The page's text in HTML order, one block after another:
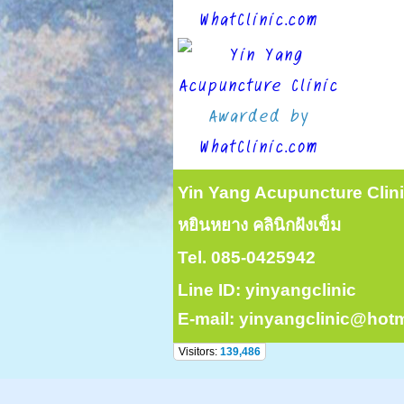
WhatClinic.com
Awarded by
WhatClinic.com
Yin Yang Acupuncture
หยินหยาง คลินิกฝังเข็ม
Tel. 085-0425942
Line ID: yinyangclinic
E-mail:
Visitors: 139,486